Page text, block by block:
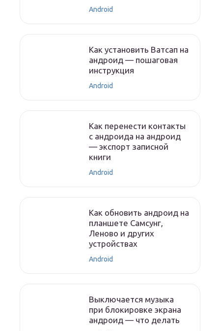
Android
Как установить Ватсап на
андроид — пошаговая
инструкция
Android
Как перенести контакты
с андроида на андроид
— экспорт записной
книги
Android
Как обновить андроид на
планшете Самсунг,
Леново и других
устройствах
Android
Выключается музыка
при блокировке экрана
андроид — что делать